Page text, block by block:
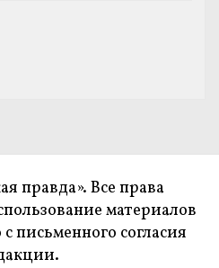
правда». Все права
материалов
письменного согласия